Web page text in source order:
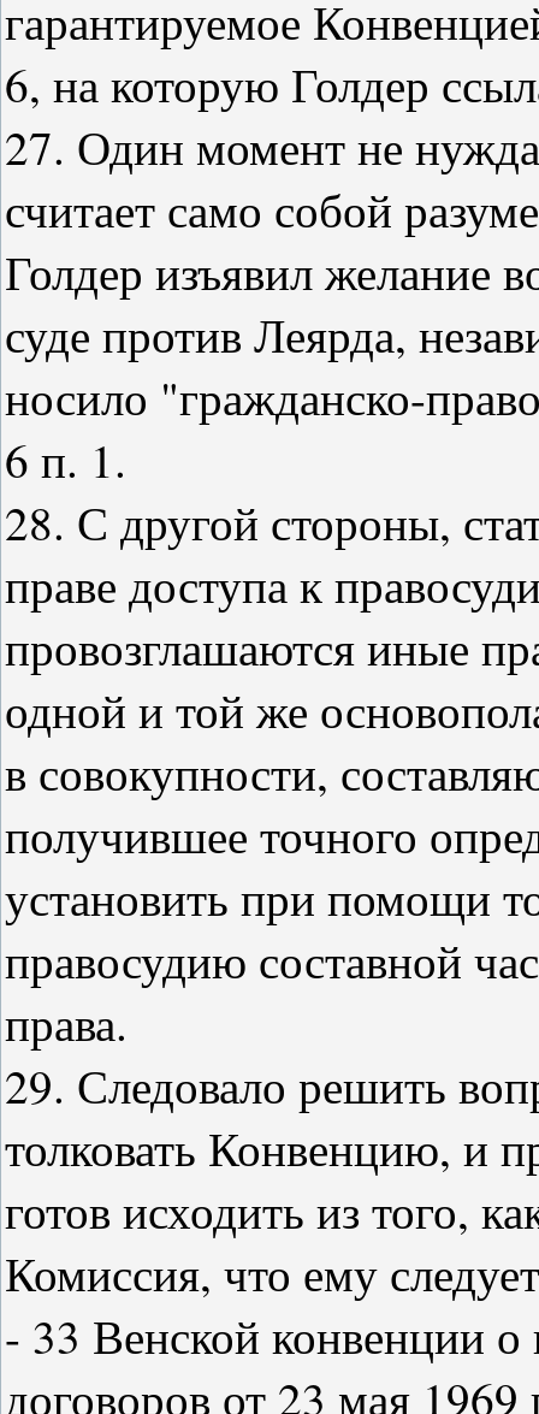
гарантируемое
6, на которую Голдер
27. Один момент не
считает само собой
Голдер изъявил желание
суде против Леярда,
носило "гражданско-
6 п. 1.
28. С другой стороны,
праве доступа к
провозглашаются иные
одной и той же
в совокупности,
получившее точного
установить при помощи
правосудию составной
права.
29. Следовало решить
толковать Конвенцию, и
готов исходить из того,
Комиссия, что ему
- 33 Венской конвенции
договоров от 23 мая